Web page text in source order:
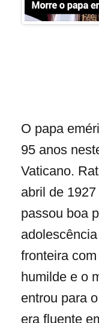
O papa
95 anos
Vaticano.
abril de
passou boa
fronteira
humilde e o
entrou para
era fluente